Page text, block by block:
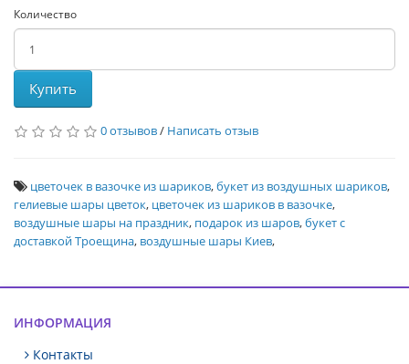
Количество
Купить
0 отзывов/ Написать отзыв
цветочек в вазочке из шариков,букет из воздушных шариков,
гелиевые шары цветок, цветочек из шариков в вазочке,
воздушные шары на праздник, подарок из шаров,букет с
доставкой Троещина, воздушные шары Киев,
ИНФОРМАЦИЯ
Контакты